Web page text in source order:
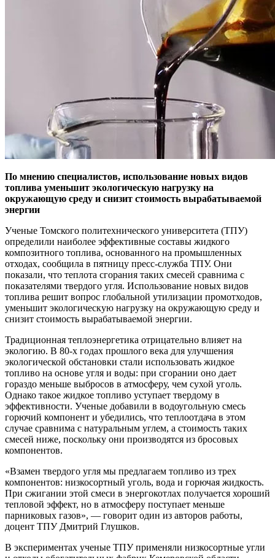
По мнению специалистов, использование новых видов
топлива уменьшит экологическую нагрузку на
окружающую среду и снизит стоимость вырабатываемой
энергии
Ученые Томского политехнического университета (ТПУ)
определили наиболее эффективные составы жидкого
композитного топлива, основанного на промышленных
отходах, сообщила в пятницу пресс-служба ТПУ. Они
показали, что теплота сгорания таких смесей сравнима с
показателями твердого угля. Использование новых видов
топлива решит вопрос глобальной утилизации промотходов,
уменьшит экологическую нагрузку на окружающую среду и
снизит стоимость вырабатываемой энергии.
Традиционная теплоэнергетика отрицательно влияет на
экологию. В 80-х годах прошлого века для улучшения
экологической обстановки стали использовать жидкое
топливо на основе угля и воды: при сгорании оно дает
гораздо меньше выбросов в атмосферу, чем сухой уголь.
Однако такое жидкое топливо уступает твердому в
эффективности. Ученые добавили в водоугольную смесь
горючий компонент и убедились, что теплоотдача в этом
случае сравнима с натуральным углем, а стоимость таких
смесей ниже, поскольку они производятся из бросовых
компонентов.
«Взамен твердого угля мы предлагаем топливо из трех
компонентов: низкосортный уголь, вода и горючая жидкость.
При сжигании этой смеси в энергокотлах получается хороший
тепловой эффект, но в атмосферу поступает меньше
парниковых газов», — говорит один из авторов работы,
доцент ТПУ Дмитрий Глушков.
В экспериментах ученые ТПУ применяли низкосортные угли